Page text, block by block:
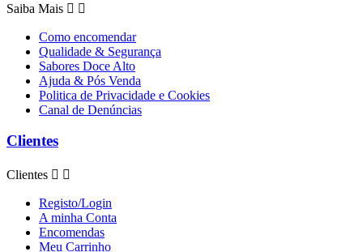
Saiba Mais  
Como encomendar
Qualidade & Segurança
Sabores Doce Alto
Ajuda & Pós Venda
Politica de Privacidade e Cookies
Canal de Denúncias
Clientes
Clientes  
Registo/Login
A minha Conta
Encomendas
Meu Carrinho